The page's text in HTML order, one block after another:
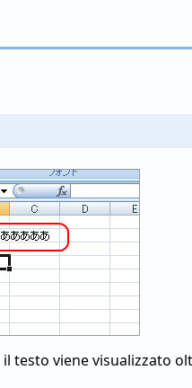
testo viene visualizzato